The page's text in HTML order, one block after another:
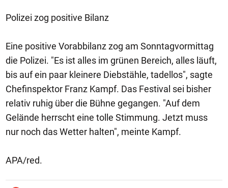
Polizei zog positive Bilanz
Eine positive Vorabbilanz zog am Sonntagvormittag
die Polizei. "Es ist alles im grünen Bereich, alles läuft,
bis auf ein paar kleinere Diebstähle, tadellos", sagte
Chefinspektor Franz Kampf. Das Festival sei bisher
relativ ruhig über die Bühne gegangen. "Auf dem
Gelände herrscht eine tolle Stimmung. Jetzt muss
nur noch das Wetter halten", meinte Kampf.
APA/red.